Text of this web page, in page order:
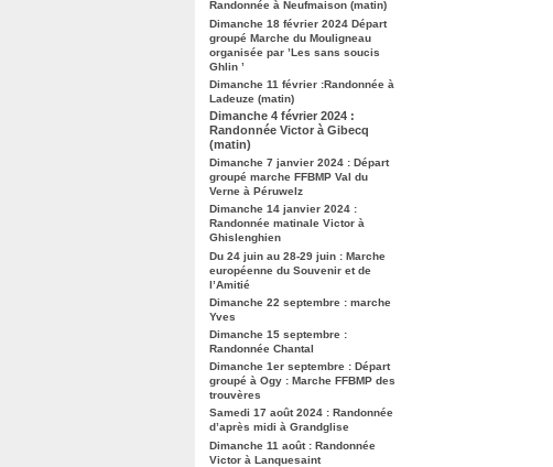
Randonnée à Neufmaison (matin)
Dimanche 18 février 2024 Départ
groupé Marche du Mouligneau
organisée par ’Les sans soucis
Ghlin ’
Dimanche 11 février :Randonnée à
Ladeuze (matin)
Dimanche 4 février 2024 :
Randonnée Victor à Gibecq
(matin)
Dimanche 7 janvier 2024 : Départ
groupé marche FFBMP Val du
Verne à Péruwelz
Dimanche 14 janvier 2024 :
Randonnée matinale Victor à
Ghislenghien
Du 24 juin au 28-29 juin : Marche
européenne du Souvenir et de
l’Amitié
Dimanche 22 septembre : marche
Yves
Dimanche 15 septembre :
Randonnée Chantal
Dimanche 1er septembre : Départ
groupé à Ogy : Marche FFBMP des
trouvères
Samedi 17 août 2024 : Randonnée
d’après midi à Grandglise
Dimanche 11 août : Randonnée
Victor à Lanquesaint